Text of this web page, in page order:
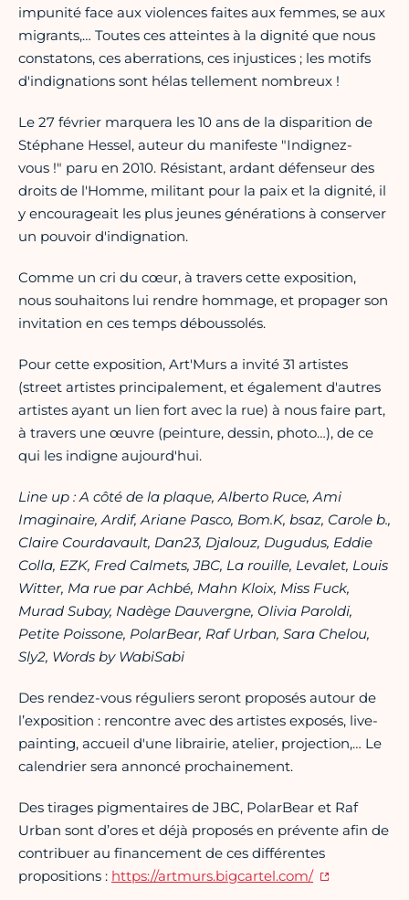
impunité face aux violences faites aux femmes, se aux
migrants,… Toutes ces atteintes à la dignité que nous
constatons, ces aberrations, ces injustices ; les motifs
d'indignations sont hélas tellement nombreux !
Le 27 février marquera les 10 ans de la disparition de
Stéphane Hessel, auteur du manifeste "Indignez-
vous !" paru en 2010. Résistant, ardant défenseur des
droits de l'Homme, militant pour la paix et la dignité, il
y encourageait les plus jeunes générations à conserver
un pouvoir d'indignation.
Comme un cri du cœur, à travers cette exposition,
nous souhaitons lui rendre hommage, et propager son
invitation en ces temps déboussolés.
Pour cette exposition, Art'Murs a invité 31 artistes
(street artistes principalement, et également d'autres
artistes ayant un lien fort avec la rue) à nous faire part,
à travers une œuvre (peinture, dessin, photo…), de ce
qui les indigne aujourd'hui.
Line up : A côté de la plaque, Alberto Ruce, Ami
Imaginaire, Ardif, Ariane Pasco, Bom.K, bsaz, Carole b.,
Claire Courdavault, Dan23, Djalouz, Dugudus, Eddie
Colla, EZK, Fred Calmets, JBC, La rouille, Levalet, Louis
Witter, Ma rue par Achbé, Mahn Kloix, Miss Fuck,
Murad Subay, Nadège Dauvergne, Olivia Paroldi,
Petite Poissone, PolarBear, Raf Urban, Sara Chelou,
Sly2, Words by WabiSabi
Des rendez-vous réguliers seront proposés autour de
l’exposition : rencontre avec des artistes exposés, live-
painting, accueil d'une librairie, atelier, projection,… Le
calendrier sera annoncé prochainement.
Des tirages pigmentaires de JBC, PolarBear et Raf
Urban sont d’ores et déjà proposés en prévente afin de
contribuer au financement de ces différentes
propositions : https://artmurs.bigcartel.com/